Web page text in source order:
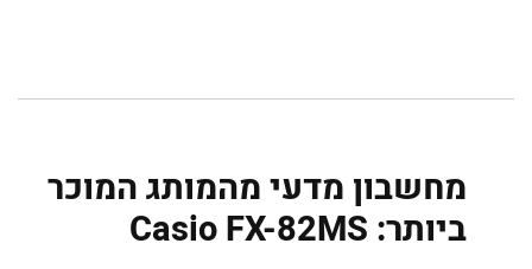
מחשבון מדעי מהמותג המוכר
ביותר: Casio FX-82MS